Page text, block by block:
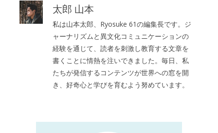
太郎 山本
私は山本太郎、Ryosuke 61の編集長です。ジ
ャーナリズムと異文化コミュニケーションの
経験を通じて、読者を刺激し教育する文章を
書くことに情熱を注いできました。毎日、私
たちが発信するコンテンツが世界への窓を開
き、好奇心と学びを育むよう努めています。